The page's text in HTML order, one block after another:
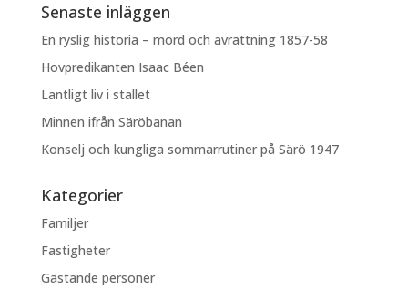
Senaste inläggen
En ryslig historia – mord och avrättning 1857-58
Hovpredikanten Isaac Béen
Lantligt liv i stallet
Minnen ifrån Säröbanan
Konselj och kungliga sommarrutiner på Särö 1947
Kategorier
Familjer
Fastigheter
Gästande personer